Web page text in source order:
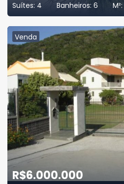
Suítes: 4 Banheiros: 6 M²:
Venda
R$6.000.000